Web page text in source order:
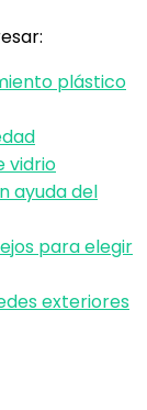
plástico
vidrio
ayuda del
para elegir
exteriores